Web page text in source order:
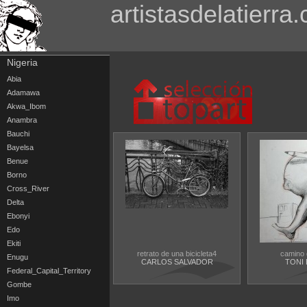
Nigeria
Abia
Adamawa
Akwa_Ibom
Anambra
Bauchi
Bayelsa
Benue
Borno
Cross_River
Delta
Ebonyi
Edo
Ekiti
Enugu
Federal_Capital_Territory
Gombe
Imo
retrato de una bicicleta4
CARLOS SALVADOR
camino
TONI